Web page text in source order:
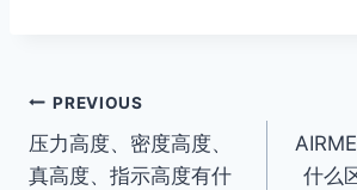
Post
navigation
PREVIOUS
压力高度、密度高度、
真高度、指示高度有什
什么